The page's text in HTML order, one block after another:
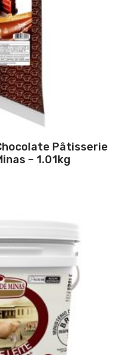
Pâtisserie
– 1.01kg